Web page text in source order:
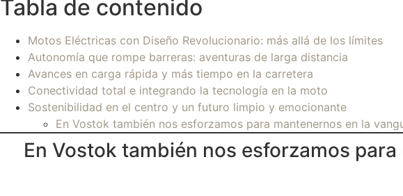
Tabla de contenido
Motos Eléctricas con Diseño Revolucionario: más allá de los límites
Autonomía que rompe barreras: aventuras de larga distancia
Avances en carga rápida y más tiempo en la carretera
Conectividad total e integrando la tecnología en la moto
Sostenibilidad en el centro y un futuro limpio y emocionante
En Vostok también nos esforzamos para mantenernos en la
En Vostok también nos esforzamos